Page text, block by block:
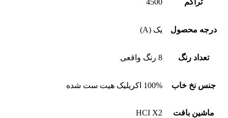
تراکم 4500
درجه محصول یک (A)
تعداد رنگ 8 رنگ واقعی
جنس نخ خاب 100% اکریلیک هیت ست شده
ماشین بافت HCI X2